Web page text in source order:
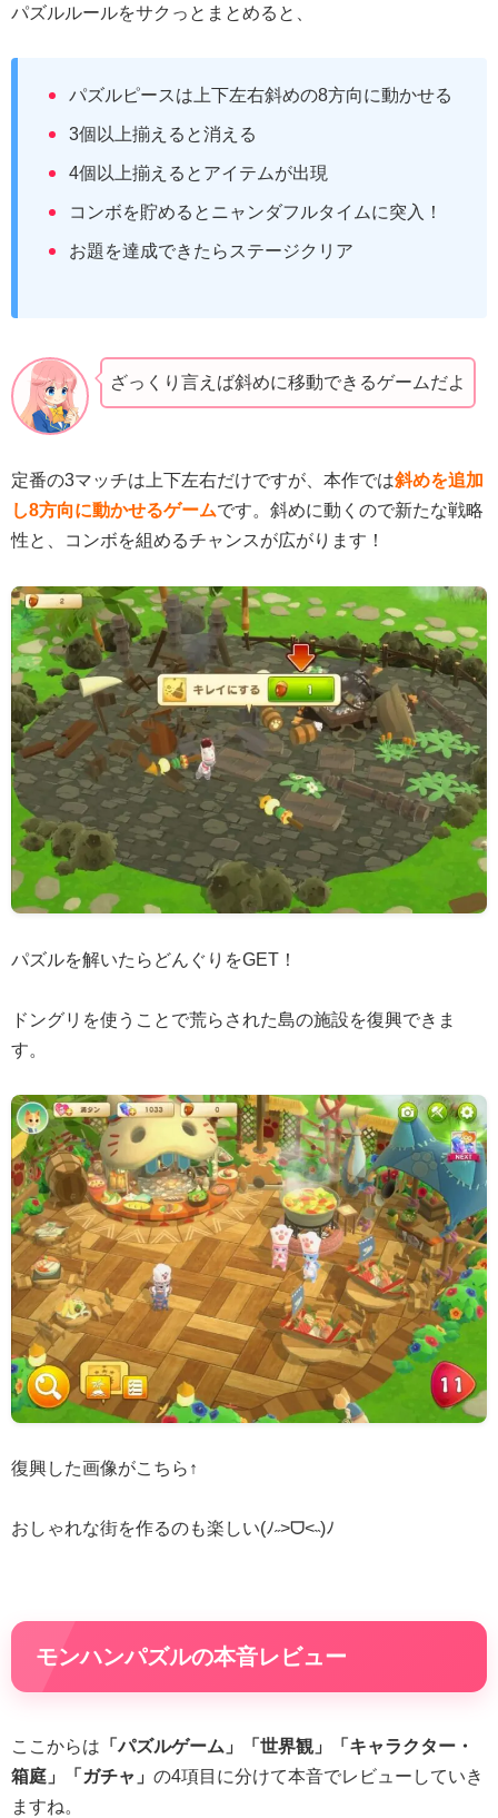
パズルルールをサクっとまとめると、
パズルピースは上下左右斜めの8方向に動かせる
3個以上揃えると消える
4個以上揃えるとアイテムが出現
コンボを貯めるとニャンダフルタイムに突入！
お題を達成できたらステージクリア
ざっくり言えば斜めに移動できるゲームだよ
定番の3マッチは上下左右だけですが、本作では斜めを追加
し8方向に動かせるゲームです。斜めに動くので新たな戦略
性と、コンボを組めるチャンスが広がります！
パズルを解いたらどんぐりをGET！
ドングリを使うことで荒らされた島の施設を復興できま
す。
復興した画像がこちら↑
おしゃれな街を作るのも楽しい(ﾉ˶>ᗜ​<˵)ﾉ
モンハンパズルの本音レビュー
ここからは 「パズルゲーム」「世界観」「キャラクター・
箱庭」「ガチャ」 の4項目に分けて本音でレビューしていき
ますね。